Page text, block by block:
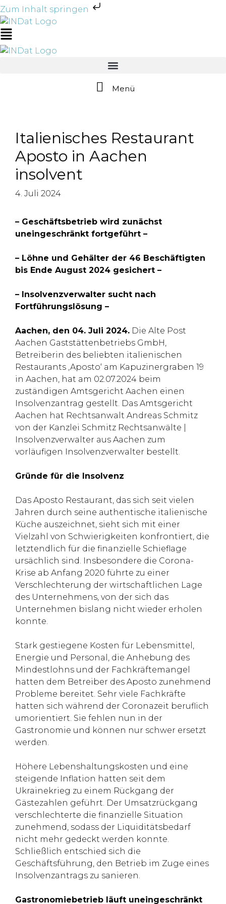
Zum Inhalt springen
Zum
Inhalt
springen
Main
Menu
Menü
Italienisches Restaurant
Aposto in Aachen
insolvent
4. Juli 2024
– Geschäftsbetrieb wird zunächst
uneingeschränkt fortgeführt –
– Löhne und Gehälter der 46 Beschäftigten
bis Ende August 2024 gesichert –
– Insolvenzverwalter sucht nach
Fortführungslösung –
Aachen, den 04. Juli 2024. Die Alte Post
Aachen Gaststättenbetriebs GmbH,
Betreiberin des beliebten italienischen
Restaurants ‚Aposto‘ am Kapuzinergraben 19
in Aachen, hat am 02.07.2024 beim
zuständigen Amtsgericht Aachen einen
Insolvenzantrag gestellt. Das Amtsgericht
Aachen hat Rechtsanwalt Andreas Schmitz
von der Kanzlei Schmitz Rechtsanwälte |
Insolvenzverwalter aus Aachen zum
vorläufigen Insolvenzverwalter bestellt.
Gründe für die Insolvenz
Das Aposto Restaurant, das sich seit vielen
Jahren durch seine authentische italienische
Küche auszeichnet, sieht sich mit einer
Vielzahl von Schwierigkeiten konfrontiert, die
letztendlich für die finanzielle Schieflage
ursächlich sind. Insbesondere die Corona-
Krise ab Anfang 2020 führte zu einer
Verschlechterung der wirtschaftlichen Lage
des Unternehmens, von der sich das
Unternehmen bislang nicht wieder erholen
konnte.
Stark gestiegene Kosten für Lebensmittel,
Energie und Personal, die Anhebung des
Mindestlohns und der Fachkräftemangel
hatten dem Betreiber des Aposto zunehmend
Probleme bereitet. Sehr viele Fachkräfte
hatten sich während der Coronazeit beruflich
umorientiert. Sie fehlen nun in der
Gastronomie und können nur schwer ersetzt
werden.
Höhere Lebenshaltungskosten und eine
steigende Inflation hatten seit dem
Ukrainekrieg zu einem Rückgang der
Gästezahlen geführt. Der Umsatzrückgang
verschlechterte die finanzielle Situation
zunehmend, sodass der Liquiditätsbedarf
nicht mehr gedeckt werden konnte.
Schließlich entschied sich die
Geschäftsführung, den Betrieb im Zuge eines
Insolvenzantrags zu sanieren.
Gastronomiebetrieb läuft uneingeschränkt